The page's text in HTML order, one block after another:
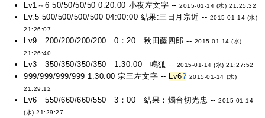
Lv1～6 50/50/50/50 0:20:00 小夜左文字 --2015-01-14 (水) 21:25:32
Lv.5 500/500/500/500 04:00:00 結果:三日月宗近 -- 2015-01-14 (水)
21:26:07
Lv9 200/200/200/200 0：20 秋田藤四郎 -- 2015-01-14 (水)
21:26:40
Lv3 350/350/350/350 1:30:00 鳴狐 -- 2015-01-14 (水) 21:27:52
999/999/999/999 1:30:00 宗三左文字 -- Lv6? 2015-01-14 (水)
21:29:12
Lv6 550/660/660/550 3：00 結果：燭台切光忠 --2015-01-14
(水) 21:29:27